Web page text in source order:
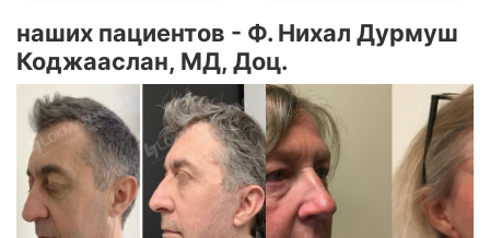
наших пациентов - Ф. Нихал Дурмуш
Коджааслан, МД, Доц.